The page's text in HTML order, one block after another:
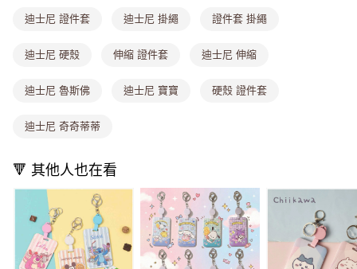
1.本服務由台灣大哥大提供，台灣大哥大用戶可立即使用無須另外申請。
流程，驗證手機門號後，選擇欲分期的期數、繳款截止日，確認付款後即完
成交易。
4.訂單成立30分鐘內，如未前往確認交易或遇審核未通過，訂單將自動取
法說明評估內容。
【繳款方式說明】
醒簡訊。
2.透過簡訊連結打開帳單後，可選擇「超商條碼／台灣大直營門市／銀行轉
帳／街口支付／iPASS MONEY」等通路繳費。
【注意事項】
1.本服務係由「台灣大哥大股份有限公司」（以下簡稱本公司）所提供，讓
用戶於交易時，得透過本服務購買商品或服務，並由商店將買賣／分期付款
買賣價金債權讓與本公司後，依約使用本公司帳單繳交帳款。
ATM付款
運送方式
付款後全家取貨
每筆NT$8,888，滿NT$8,888(含以上)免運費
付款後萊爾富取貨
每筆NT$8,888，滿NT$8,888(含以上)免運費
迪士尼 證件套 迪士尼 掛繩 證件套 掛繩
迪士尼 硬殼 伸縮 證件套 迪士尼 伸縮
迪士尼 魯斯佛 迪士尼 寶寶 硬殼 證件套
迪士尼 奇奇蒂蒂
🔻 其他人也在看